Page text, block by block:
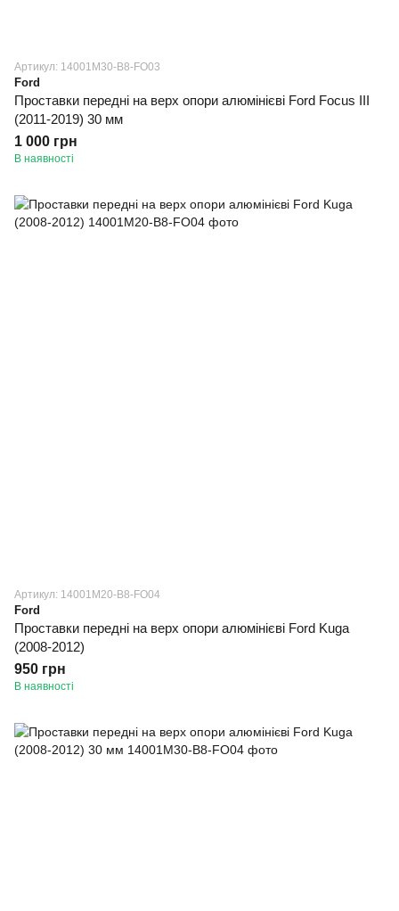
Артикул: 14001M30-B8-FO03
Ford
Проставки передні на верх опори алюмінієві Ford Focus III
(2011-2019) 30 мм
1 000 грн
В наявності
Артикул: 14001M20-B8-FO04
Ford
Проставки передні на верх опори алюмінієві Ford Kuga
(2008-2012)
950 грн
В наявності